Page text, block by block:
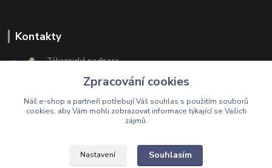
Kontakty
Zákaznická podpora
+420 603 174 975
Po-Čt, 8-16 hod. Pá 8-14 hod.
Upravit sběr cookies.
Zpracování cookies
Náš e-shop a partneři potřebují Váš souhlas s použitím souborů
cookies, aby Vám mohli zobrazovat informace týkající se Vašich
zájmů.
Nastavení Souhlasím